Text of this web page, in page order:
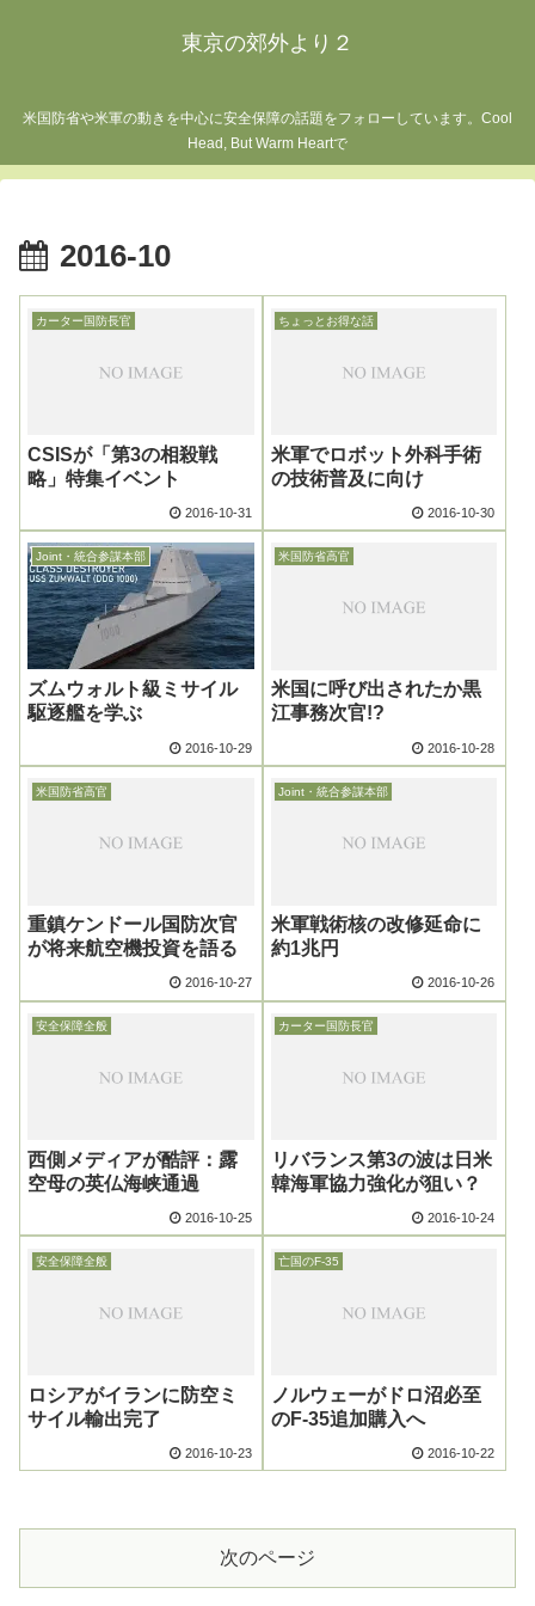
東京の郊外より２
米国防省や米軍の動きを中心に安全保障の話題をフォローしています。Cool
Head, But Warm Heartで
2016-10
カーター国防長官
CSISが「第3の相殺戦
略」特集イベント
2016-10-31
ちょっとお得な話
米軍でロボット外科手術
の技術普及に向け
2016-10-30
Joint・統合参謀本部
ズムウォルト級ミサイル
駆逐艦を学ぶ
2016-10-29
米国防省高官
米国に呼び出されたか黒
江事務次官!?
2016-10-28
米国防省高官
重鎮ケンドール国防次官
が将来航空機投資を語る
2016-10-27
Joint・統合参謀本部
米軍戦術核の改修延命に
約1兆円
2016-10-26
安全保障全般
西側メディアが酷評：露
空母の英仏海峡通過
2016-10-25
カーター国防長官
リバランス第3の波は日米
韓海軍協力強化が狙い？
2016-10-24
安全保障全般
ロシアがイランに防空ミ
サイル輸出完了
2016-10-23
亡国のF-35
ノルウェーがドロ沼必至
のF-35追加購入へ
2016-10-22
次のページ